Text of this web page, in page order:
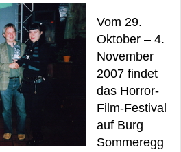
Vom 29.
Oktober – 4.
November
2007 findet
das Horror-
Film-Festival
auf Burg
Sommeregg